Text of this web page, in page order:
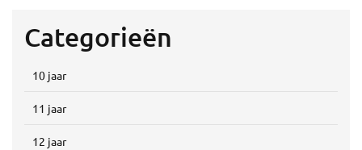
Categorieën
10 jaar
11 jaar
12 jaar